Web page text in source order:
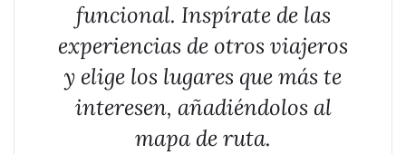
funcional. Inspírate de las
experiencias de otros viajeros
y elige los lugares que más te
interesen, añadiéndolos al
mapa de ruta.